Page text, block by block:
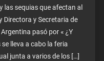
las sequias que afectan al
Directora y Secretaria de
pasó por « ¿Y
lleva a cabo la feria
junta a varios de los […]